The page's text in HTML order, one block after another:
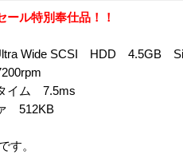
ール特別奉仕品！！
Wide SCSI HDD 4.5GB
イム 7.5ms
512KB
す。